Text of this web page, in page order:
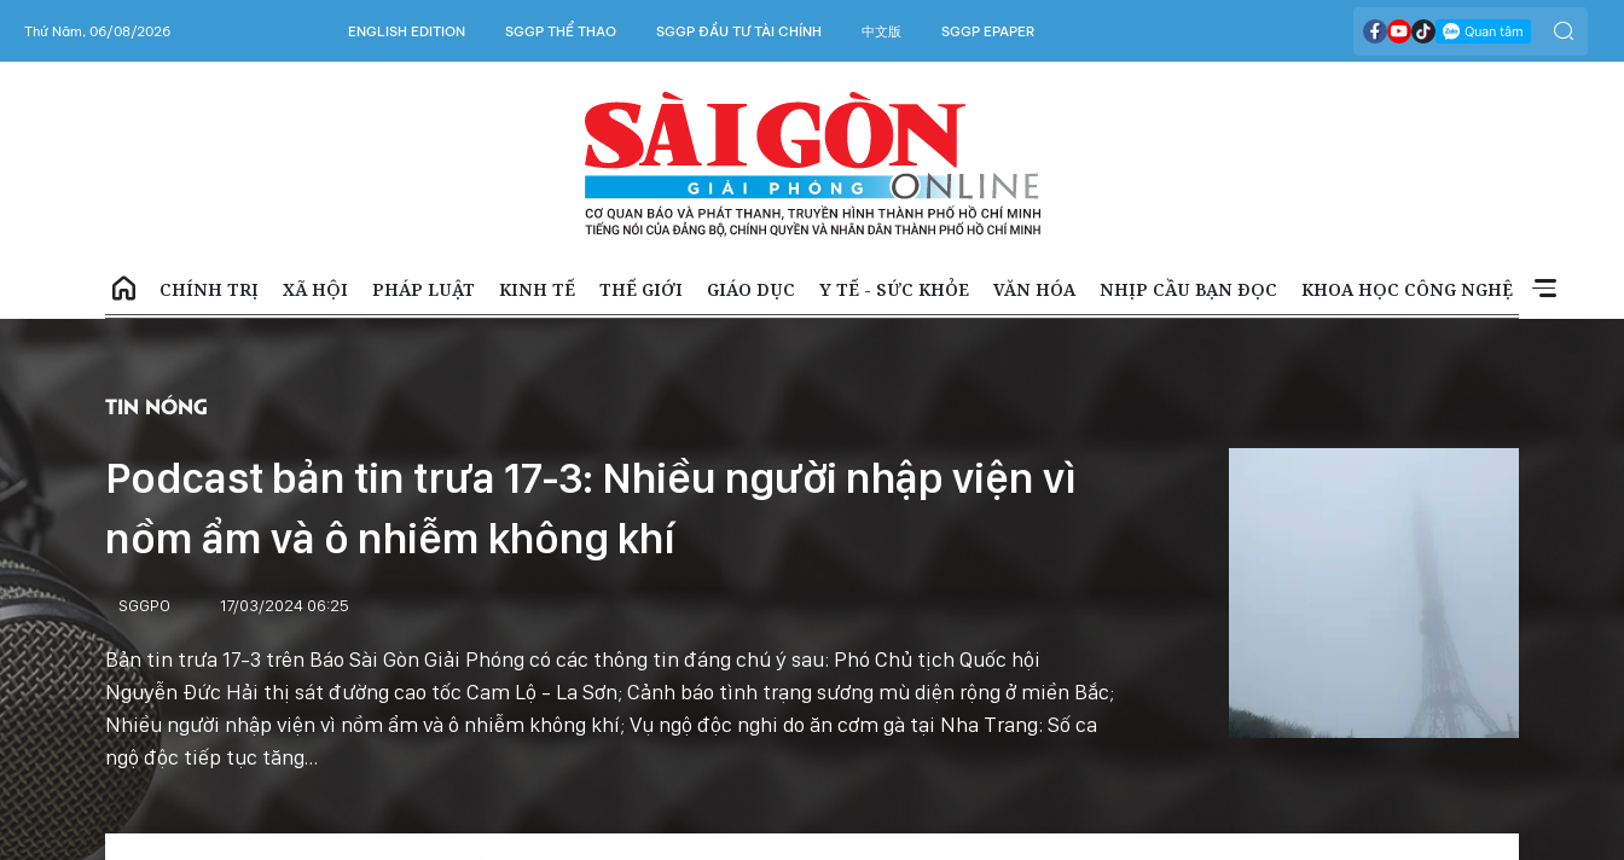
Thứ Năm, 06/08/2026 ENGLISH EDITION SGGP THỂ THAO SGGP ĐẦU TƯ TÀI CHÍNH 中文版 SGGP EPAPER
CHÍNH TRỊ XÃ HỘI PHÁP LUẬT KINH TẾ THẾ GIỚI GIÁO DỤC Y TẾ - SỨC KHỎE VĂN HÓA NHỊP CẦU BẠN ĐỌC KHOA HỌC CÔNG NGHỆ
Tin Nóng
Podcast bản tin trưa 17-3: Nhiều người nhập viện vì
nồm ẩm và ô nhiễm không khí
SGGPO 17/03/2024 06:25
Bản tin trưa 17-3 trên Báo Sài Gòn Giải Phóng có các thông tin đáng chú ý sau: Phó Chủ tịch Quốc hội
Nguyễn Đức Hải thị sát đường cao tốc Cam Lộ - La Sơn; Cảnh báo tình trạng sương mù diện rộng ở miền Bắc;
Nhiều người nhập viện vì nồm ẩm và ô nhiễm không khí; Vụ ngộ độc nghi do ăn cơm gà tại Nha Trang: Số ca
ngộ độc tiếp tục tăng…